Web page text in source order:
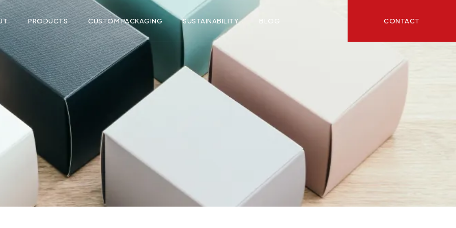
PRODUCTS CUSTOM PACKAGING SUSTAINABILITY BLOG CONTACT